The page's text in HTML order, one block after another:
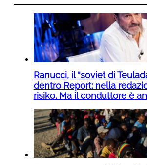
Ranucci, il “soviet di
dentro Report: nella
risiko. Ma il conduttore è